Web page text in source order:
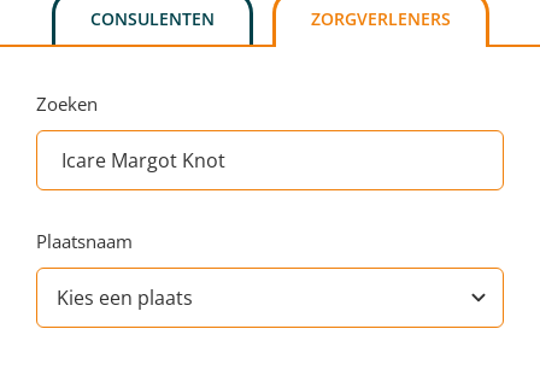
CONSULENTEN ZORGVERLENERS
Zoeken
Plaatsnaam